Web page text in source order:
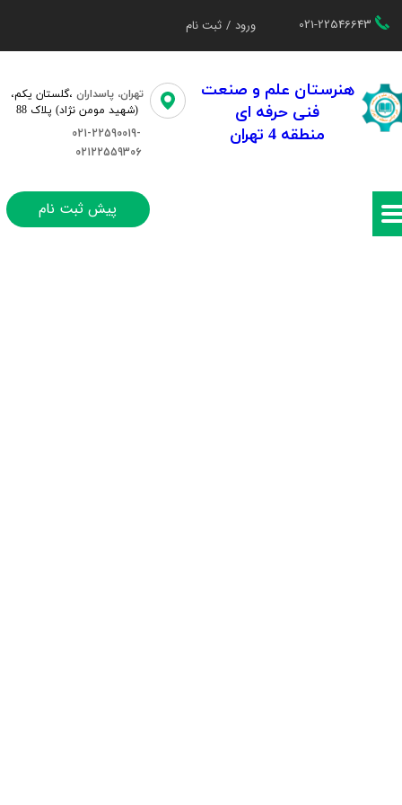
021-22546643 ورود / ثبت نام
تغییر گذر واژه
سفارشات
هنرستان علم و صنعت
فنی حرفه ای
منطقه 4 تهران
تهران، پاسداران ،گلستان یکم،​​
(شهید مومن نژاد) پلاک 88
021-22590019-
02122559306
پیش ثبت نام